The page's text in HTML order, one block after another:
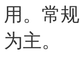
用。常
为主。